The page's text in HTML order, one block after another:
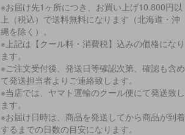
※お届け先1ヶ所につき、お買い上げ10.800円以
上（税込）で送料無料になります（北海道・沖
縄を除く）。
※上記は【クール料・消費税】込みの価格になり
ます。
※ご注文受付後、発送日等確認次第、確認も含め
て発送担当者よりご連絡致します。
※当店では、ヤマト運輸のクール便にて発送致し
ます。
※お届け日時は、商品を発送してから商品が到着
するまでの日数の目安になります。